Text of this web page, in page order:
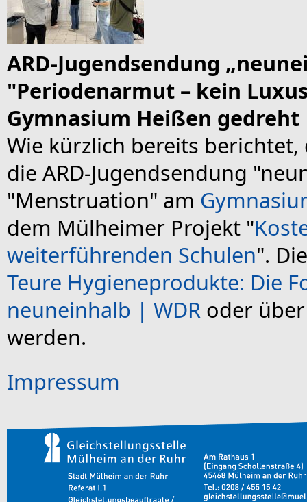
ARD-Jugendsendung
"Periodenarmut – kein
Gymnasium Heißen gedreht
Wie kürzlich bereits
die ARD-Jugendsendung
"Menstruation" am
dem Mülheimer Projekt "
weiterführenden Schulen".
Teure Hygieneprodukte: Die
neuneinhalb | WDR oder
werden.
Impressum